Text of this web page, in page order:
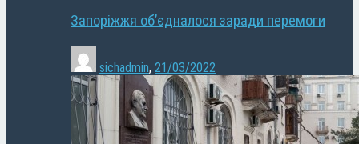
Запоріжжя об’єдналося заради перемоги
sichadmin, 21/03/2022